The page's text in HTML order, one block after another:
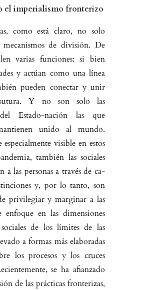
el imperialismo fronterizo
como está claro, no solo
de divi­sión. De
varias funciones: si bien
y actúan como una línea
pueden conectar y unir
Y no son solo las
Estado-nación las que
unido al mundo.
especialmente visible en estos
también las sociales
a las personas a través de ca­
y, por lo tanto, son
privilegiar y mar­ginar a las
enfoque en las dimensiones
de los límites de las
a formas más elaboradas
los procesos y los cruces
se ha afianzado
de las prácticas fronterizas,